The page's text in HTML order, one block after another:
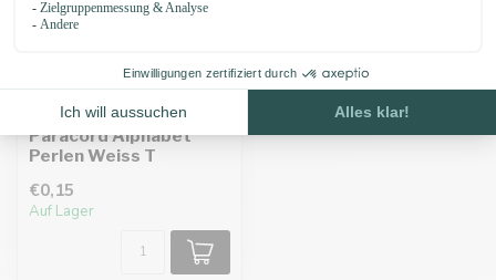
Paracord Alphabet
Perlen Weiss T
€0,15
Auf Lager